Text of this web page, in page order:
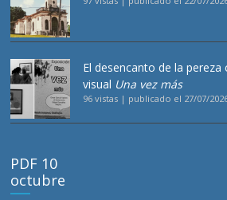
El desencanto de la
visual Una vez más
96 vistas | publicado el 27/07/
PDF 10
octubre